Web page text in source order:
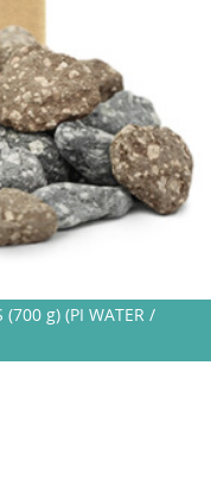
(700 g) (PI WATER /